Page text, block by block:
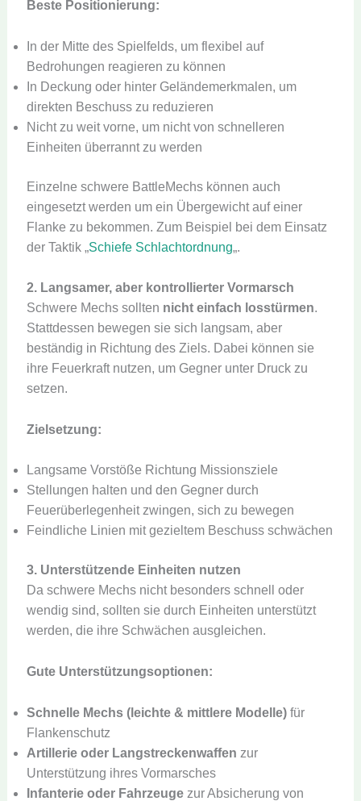
Beste Positionierung:
In der Mitte des Spielfelds, um flexibel auf
Bedrohungen reagieren zu können
In Deckung oder hinter Geländemerkmalen, um
direkten Beschuss zu reduzieren
Nicht zu weit vorne, um nicht von schnelleren
Einheiten überrannt zu werden
Einzelne schwere BattleMechs können auch
eingesetzt werden um ein Übergewicht auf einer
Flanke zu bekommen. Zum Beispiel bei dem Einsatz
der Taktik „Schiefe Schlachtordnung„.
2. Langsamer, aber kontrollierter Vormarsch
Schwere Mechs sollten nicht einfach losstürmen.
Stattdessen bewegen sie sich langsam, aber
beständig in Richtung des Ziels. Dabei können sie
ihre Feuerkraft nutzen, um Gegner unter Druck zu
setzen.
Zielsetzung:
Langsame Vorstöße Richtung Missionsziele
Stellungen halten und den Gegner durch
Feuerüberlegenheit zwingen, sich zu bewegen
Feindliche Linien mit gezieltem Beschuss schwächen
3. Unterstützende Einheiten nutzen
Da schwere Mechs nicht besonders schnell oder
wendig sind, sollten sie durch Einheiten unterstützt
werden, die ihre Schwächen ausgleichen.
Gute Unterstützungsoptionen:
Schnelle Mechs (leichte & mittlere Modelle)für
Flankenschutz
Artillerie oder Langstreckenwaffen zur
Unterstützung ihres Vormarsches
Infanterie oder Fahrzeugezur Absicherung von